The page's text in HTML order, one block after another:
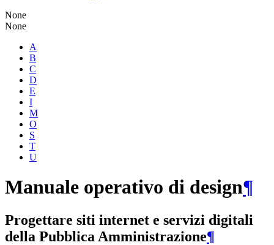
None
None
A
B
C
D
E
I
M
O
S
T
U
Manuale operativo di design¶
Progettare siti internet e servizi digitali
della Pubblica Amministrazione¶